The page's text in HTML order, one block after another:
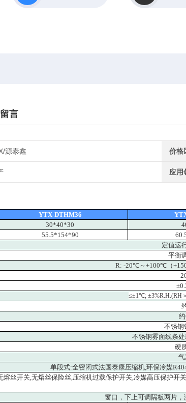
言
源泰鑫 价格
应用
YTX-DTHM36
30*40*30
55.5*154*90
定值运
平衡
R: -20℃～+100℃（
≤±1℃; ±3%R.H.(RH
不锈钢
不锈钢雾面线条
硬
单段式:全密闭式法国泰康压缩机,环保冷媒
熔丝开关,无熔丝保险丝,压缩机过载保护开关,冷媒高压保护开
窗口，下上可调隔板两片